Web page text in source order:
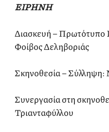
ΕΙΡΗΝΗ
Διασκευή – Πρωτότυπο
Φοίβος Δεληβοριάς
Σκηνοθεσία – Σύλληψη:
Συνεργασία στη
Τριανταφύλλου